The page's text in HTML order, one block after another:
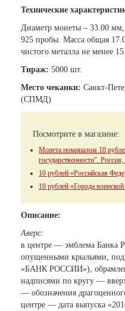
Технические
Диаметр монеты – 33.00 мм,
925 пробы. Масса общая
чистого металла не менее
Тираж: 5000 шт.
Место чеканки: Санкт-
(СПМД)
Посмотрите в магазине:
Монета номиналом 10
государственности".
10 рублей «Российская
10 рублей «Города
Описание:
Аверс:
в центре — эмблема Банка
опущенными крыльями,
«БАНК РОССИИ»),
надписями по кругу —
— обозначения
центре — дата выпуска